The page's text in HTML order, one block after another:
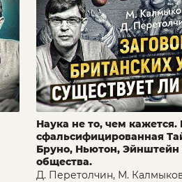
Наука не то, чем
сфальсифицированная
Бруно, Ньютон, Эйнштейн
общества.
Д. Перетолчин, М.